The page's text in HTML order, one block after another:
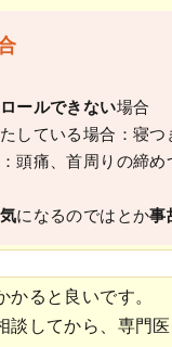
ールできない場合
している場合：寝
頭痛、首周りの締
になるのではとか事
ると良いです。
談してから、専門